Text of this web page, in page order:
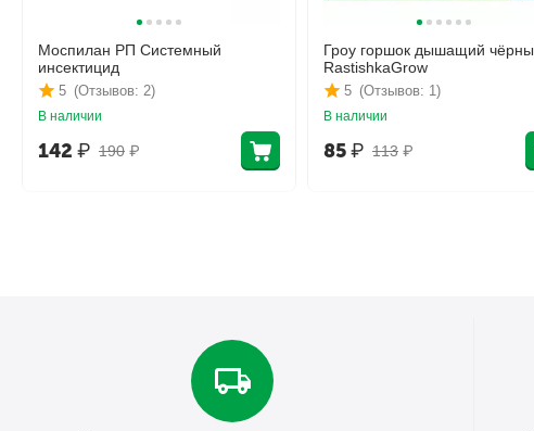
Моспилан РП Системный
инсектицид
(Отзывов: 2)
5
В наличии
190 ₽
142 ₽
Гроу горшок дышащий
RastishkaGrow
(Отзывов: 1)
5
В наличии
113 ₽
85 ₽